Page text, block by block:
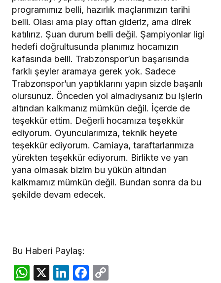
programımız belli, hazırlık maçlarımızın tarihi
belli. Olası ama play oftan gideriz, ama direk
katılırız. Şuan durum belli değil. Şampiyonlar ligi
hedefi doğrultusunda planımız hocamızın
kafasında belli. Trabzonspor’un başarısında
farklı şeyler aramaya gerek yok. Sadece
Trabzonspor’un yaptıklarını yapın sizde başarılı
olursunuz. Önceden yol almadıysanız bu işlerin
altından kalkmanız mümkün değil. İçerde de
teşekkür ettim. Değerli hocamıza teşekkür
ediyorum. Oyuncularımıza, teknik heyete
teşekkür ediyorum. Camiaya, taraftarlarımıza
yürekten teşekkür ediyorum. Birlikte ve yan
yana olmasak bizim bu yükün altından
kalkmamız mümkün değil. Bundan sonra da bu
şekilde devam edecek.
Bu Haberi Paylaş:
WhatsApp
X LinkedIn
Facebook